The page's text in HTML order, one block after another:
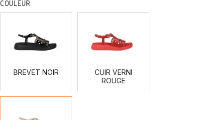
COULEUR
BREVET NOIR
CUIR VERNI
ROUGE
ROUGE